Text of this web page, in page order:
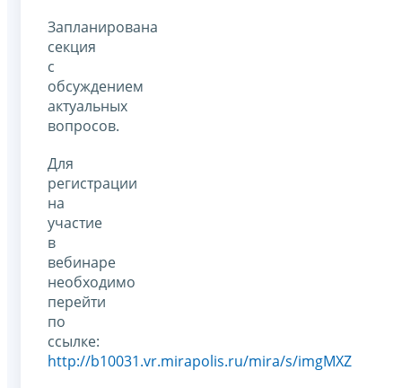
Запланирована
секция
с
обсуждением
актуальных
вопросов.
Для
регистрации
на
участие
в
вебинаре
необходимо
перейти
по
ссылке:
http://b10031.vr.mirapolis.ru/mira/s/imgMXZ